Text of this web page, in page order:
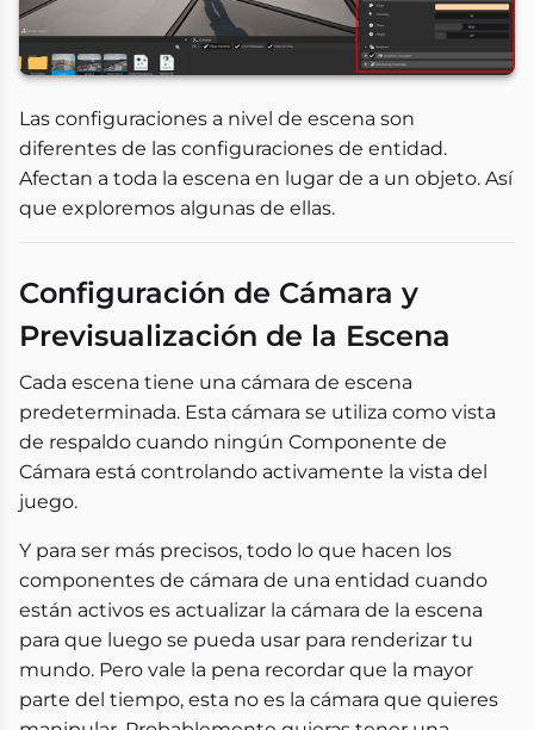
Las configuraciones a nivel de escena son
diferentes de las configuraciones de entidad.
Afectan a toda la escena en lugar de a un objeto. Así
que exploremos algunas de ellas.
Configuración de Cámara y
Previsualización de la Escena
Cada escena tiene una cámara de escena
predeterminada. Esta cámara se utiliza como vista
de respaldo cuando ningún Componente de
Cámara está controlando activamente la vista del
juego.
Y para ser más precisos, todo lo que hacen los
componentes de cámara de una entidad cuando
están activos es actualizar la cámara de la escena
para que luego se pueda usar para renderizar tu
mundo. Pero vale la pena recordar que la mayor
parte del tiempo, esta no es la cámara que quieres